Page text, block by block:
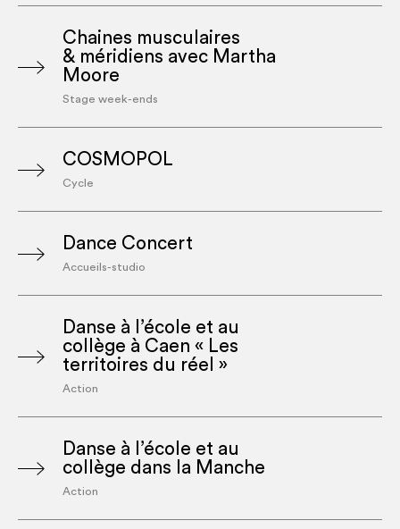
Chaines musculaires
& méridiens avec Martha
Moore
Stage week-ends
COSMOPOL
Cycle
Dance Concert
Accueils-studio
Danse à l’école et au
collège à Caen « Les
territoires du réel »
Action
Danse à l’école et au
collège dans la Manche
Action